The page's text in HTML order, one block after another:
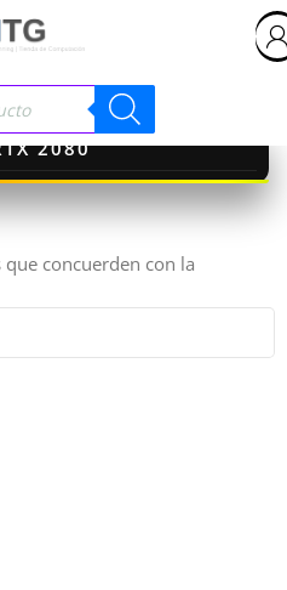
2080
concuerden con la